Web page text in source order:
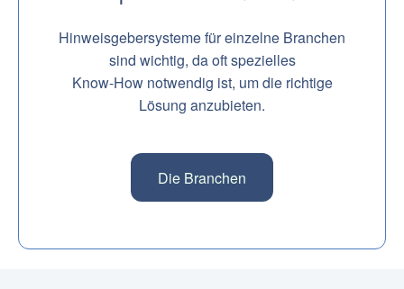
Hinweisgebersysteme für einzelne Branchen
sind wichtig, da oft spezielles
Know-How notwendig ist, um die richtige
Lösung anzubieten.
Die Branchen